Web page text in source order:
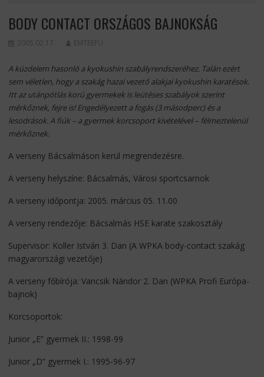
BODY CONTACT ORSZÁGOS BAJNOKSÁG
2005.02.17. EMTEEFU
A küzdelem hasonló a kyokushin szabályrendszeréhez. Talán ezért
sem véletlen, hogy a szakág hazai vezető alakjai kyokushin karatésok.
Itt az utánpótlás korú gyermekek is leütéses szabályok szerint
mérkőznek, fejre is! Engedélyezett a fogás (3 másodperc) és a
lesodrások. A fiúk – a gyermek korcsoport kivételével – félmeztelenül
mérkőznek.
A verseny Bácsalmáson kerül megrendezésre.
A verseny helyszíne: Bácsalmás, Városi sportcsarnok
A verseny időpontja: 2005. március 05. 11.00
A verseny rendezője: Bácsalmás HSE karate szakosztály
Supervisor: Koller István 3. Dan (A WPKA body-contact szakág
magyarországi vezetője)
A verseny főbírója: Vancsik Nándor 2. Dan (WPKA Profi Európa-
bajnok)
Korcsoportok:
Junior „E” gyermek II.: 1998-99
Junior „D” gyermek I.: 1995-96-97